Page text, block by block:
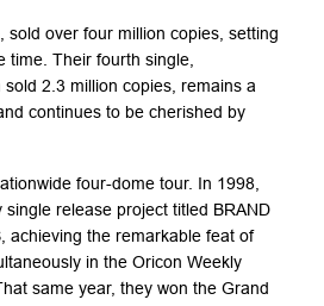
sold over four million copies, setting
time. Their fourth single,
sold 2.3 million copies, remains a
continues to be cherished by
four-dome tour. In 1998,
release project titled BRAND
achieving the remarkable feat of
in the Oricon Weekly
same year, they won the Grand